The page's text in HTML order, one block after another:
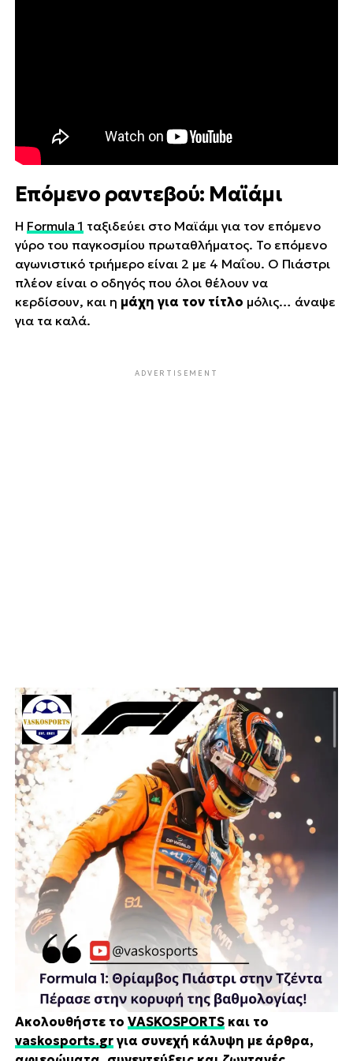
Επόμενο ραντεβού: Μαϊάμι
Η Formula 1 ταξιδεύει στο Μαϊάμι για τον επόμενο
γύρο του παγκοσμίου πρωταθλήματος. Το επόμενο
αγωνιστικό τριήμερο είναι 2 με 4 Μαΐου. Ο Πιάστρι
πλέον είναι ο οδηγός που όλοι θέλουν να
κερδίσουν, και η μάχη για τον τίτλο μόλις… άναψε
για τα καλά.
ADVERTISEMENT
Ακολουθήστε το VASKOSPORTSκαι το
vaskosports.grγια συνεχή κάλυψη με άρθρα,